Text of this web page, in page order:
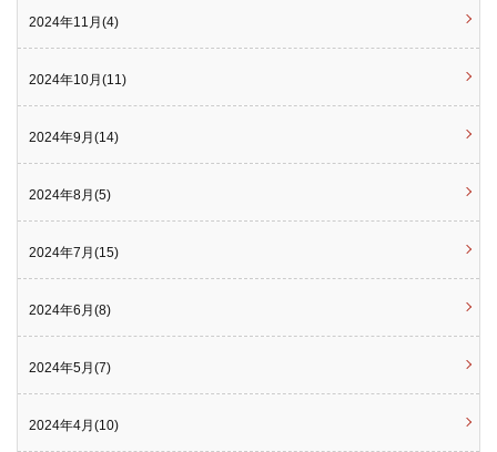
2024年11月(4)
2024年10月(11)
2024年9月(14)
2024年8月(5)
2024年7月(15)
2024年6月(8)
2024年5月(7)
2024年4月(10)